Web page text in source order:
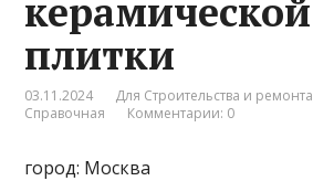
керамической
плитки
03.11.2024 Для Строительства и ремонта
Справочная
Комментарии: 0
город: Москва